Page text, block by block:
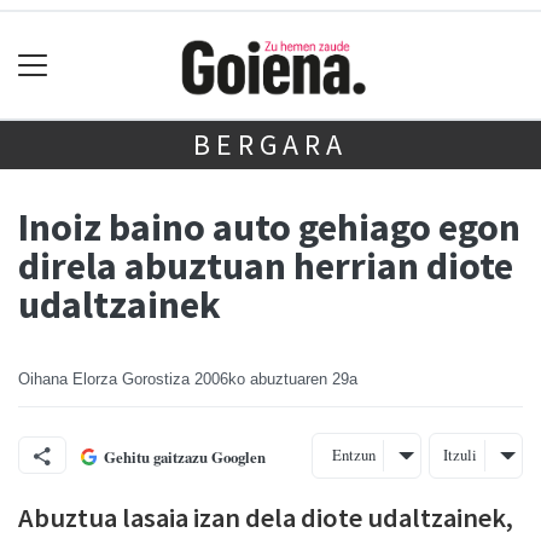
BERGARA
Inoiz baino auto gehiago egon
direla abuztuan herrian diote
udaltzainek
Oihana Elorza Gorostiza 2006ko abuztuaren 29a
Gehitu gaitzazu Googlen Entzun Itzuli
Abuztua lasaia izan dela diote udaltzainek,